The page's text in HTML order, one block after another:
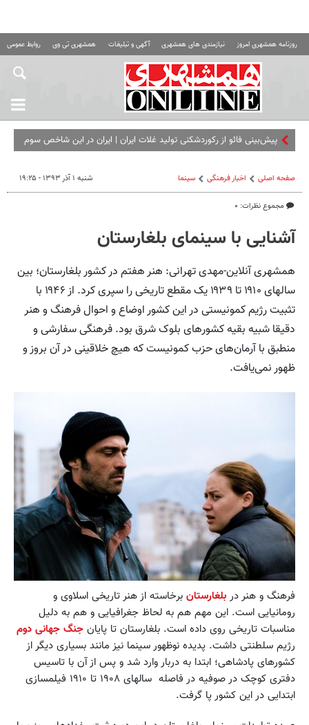
روزنامه همشهری امروز نیازمندی های همشهری آگهی و تبلیغات همشهری تی وی روابط عمومی
پیش‌بینی فائو از رکوردشکنی تولید غلات ایران | ایران در این شاخص سوم
صفحه اصلی اخبار فرهنگی سینما
مجموع نظرات: ۰
شنبه ۱ آذر ۱۳۹۳ - ۱۹:۲۵
آشنایی با سینمای بلغارستان
همشهری آنلاین-مهدی تهرانی: هنر هفتم در کشور بلغارستان؛ بین
سالهای ۱۹۱۰ تا ۱۹۳۹ یک مقطع تاریخی را سپری کرد. از ۱۹۴۶ با
تثبیت رژیم کمونیستی در این کشور اوضاع و احوال فرهنگ و هنر
دقیقا شبیه بقیه کشورهای بلوک شرق بود. فرهنگی سفارشی و
منطبق با آرمان‌های حزب کمونیست که هیچ خلاقینی در آن بروز و
ظهور نمی‌یافت.
فرهنگ و هنر در بلغارستان برخاسته از هنر تاریخی اسلاوی و
رومانیایی است. این مهم هم به لحاظ جغرافیایی و هم به دلیل
مناسبات تاریخی روی داده است. بلغارستان تا پایان جنگ جهانی دوم
رژیم سلطنتی داشت. پدیده نوظهور سینما نیز مانند بسیاری دیگر از
کشورهای پادشاهی؛ ابتدا به دربار وارد شد و پس از آن با تاسیس
دفتری کوچک در صوفیه در فاصله سالهای ۱۹۰۸ تا ۱۹۱۰ فیلمسازی
ابتدایی در این کشور پا گرفت.